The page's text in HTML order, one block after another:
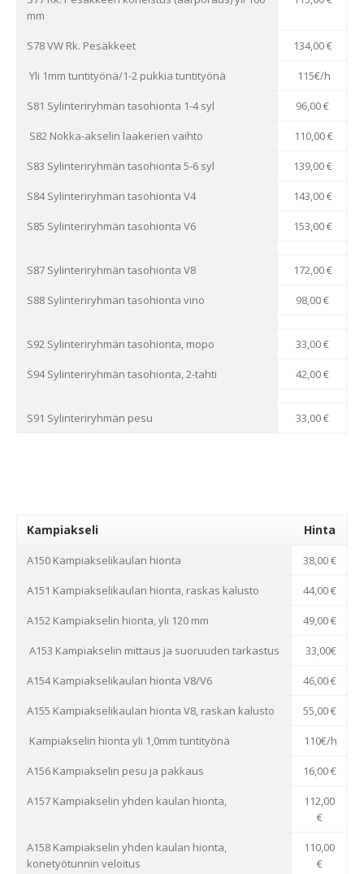
mm
S78 VW Rk. Pesäkkeet 134,00 €
Yli 1mm tuntityönä/1-2 pukkia tuntityönä 115€/h
S81 Sylinteriryhmän tasohionta 1-4 syl 96,00 €
S82 Nokka-akselin laakerien vaihto 110,00 €
S83 Sylinteriryhmän tasohionta 5-6 syl 139,00 €
S84 Sylinteriryhmän tasohionta V4 143,00 €
S85 Sylinteriryhmän tasohionta V6 153,00 €
S87 Sylinteriryhmän tasohionta V8 172,00 €
S88 Sylinteriryhmän tasohionta vino 98,00 €
S92 Sylinteriryhmän tasohionta, mopo 33,00 €
S94 Sylinteriryhmän tasohionta, 2-tahti 42,00 €
S91 Sylinteriryhmän pesu 33,00 €
Kampiakseli Hinta
A150 Kampiakselikaulan hionta 38,00 €
A151 Kampiakselikaulan hionta, raskas kalusto 44,00 €
A152 Kampiakselin hionta, yli 120 mm 49,00 €
A153 Kampiakselin mittaus ja suoruuden tarkastus 33,00€
A154 Kampiakselikaulan hionta V8/V6 46,00 €
A155 Kampiakselikaulan hionta V8, raskan kalusto 55,00 €
Kampiakselin hionta yli 1,0mm tuntityönä 110€/h
A156 Kampiakselin pesu ja pakkaus 16,00 €
A157 Kampiakselin yhden kaulan hionta,
112,00
€
A158 Kampiakselin yhden kaulan hionta,
konetyötunnin veloitus
110,00
€